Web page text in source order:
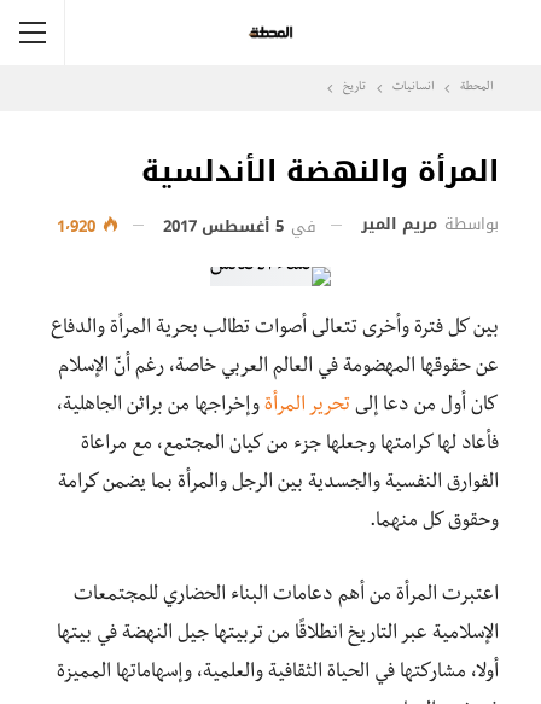
المحطة انسانيات تاريخ
المرأة والنهضة الأندلسية
بواسطة مريم المير في 5 أغسطس 2017
بين كل فترة وأخرى تتعالى أصوات تطالب بحرية المرأة والدفاع
عن حقوقها المهضومة في العالم العربي خاصة، رغم أنّ الإسلام
كان أول من دعا إلى تحرير المرأة وإخراجها من براثن الجاهلية،
فأعاد لها كرامتها وجعلها جزء من كيان المجتمع، مع مراعاة
الفوارق النفسية والجسدية بين الرجل والمرأة بما يضمن كرامة
وحقوق كل منهما.
اعتبرت المرأة من أهم دعامات البناء الحضاري للمجتمعات
الإسلامية عبر التاريخ انطلاقًا من تربيتها جيل النهضة في بيتها
أولا، مشاركتها في الحياة الثقافية والعلمية، وإسهاماتها المميزة